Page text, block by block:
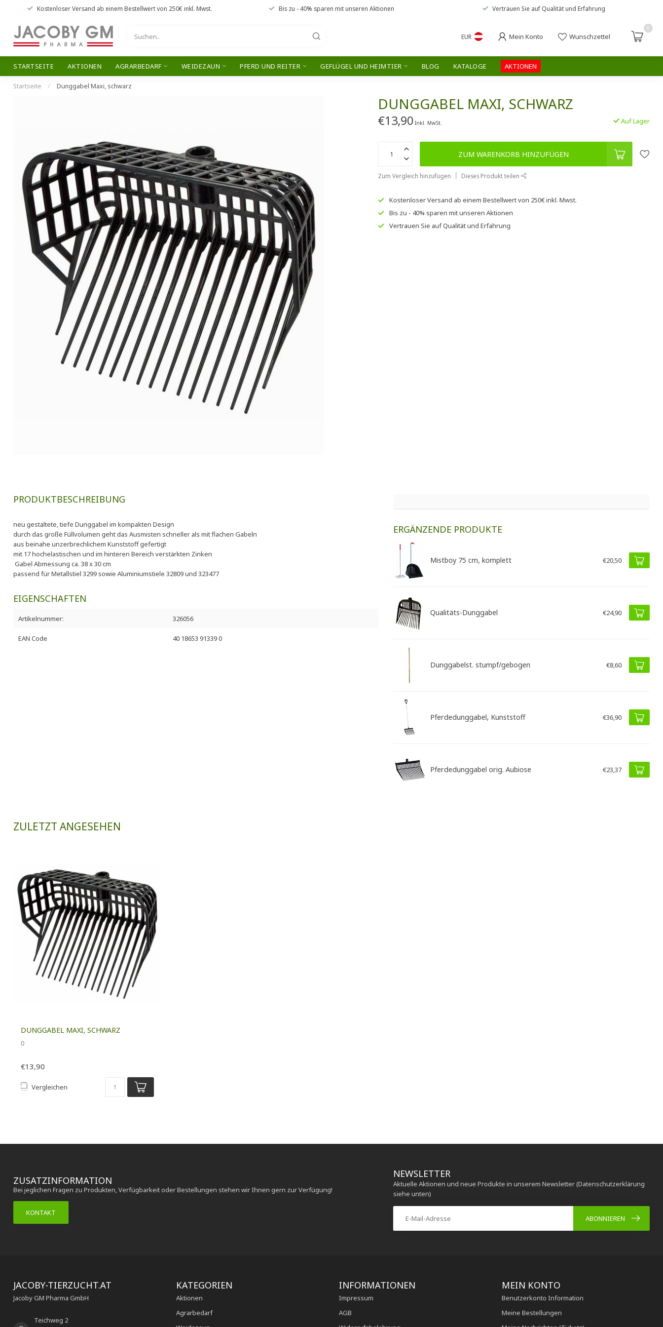
Kostenloser Versand ab einem Bestellwert von 250€ inkl. Mwst. Bis zu - 40% sparen mit unseren Aktionen Vertrauen Sie auf Qualität und Erfahrung
EUR Mein Konto Wunschzettel
0
STARTSEITE AKTIONEN AGRARBEDARF WEIDEZAUN PFERD UND REITER GEFLÜGEL UND HEIMTIER BLOG KATALOGE AKTIONEN
Startseite / Dunggabel Maxi, schwarz
DUNGGABEL MAXI, SCHWARZ
€13,90 Inkl. MwSt. Auf Lager
ZUM WARENKORB HINZUFÜGEN
Zum Vergleich hinzufügen Dieses Produkt teilen
Kostenloser Versand ab einem Bestellwert von 250€inkl. Mwst.
Bis zu - 40% sparen mit unserenAktionen
Vertrauen Sie aufQualität und Erfahrung
PRODUKTBESCHREIBUNG
neu gestaltete, tiefe Dunggabel im kompakten Design
durch das große Füllvolumen geht das Ausmisten schneller als mit flachen Gabeln
aus beinahe unzerbrechlichem Kunststoff gefertigt
mit 17 hochelastischen und im hinteren Bereich verstärkten Zinken
Gabel Abmessung ca. 38 x 30 cm
passend für Metallstiel 3299 sowie Aluminiumstiele 32809 und 323477
EIGENSCHAFTEN
Artikelnummer: 326056
EAN Code 40 18653 91339 0
ERGÄNZENDE PRODUKTE
Mistboy 75 cm, komplett €20,50
Qualitäts-Dunggabel €24,90
Dunggabelst. stumpf/gebogen €8,60
Pferdedunggabel, Kunststoff €36,90
Pferdedunggabel orig. Aubiose €23,37
ZULETZT ANGESEHEN
DUNGGABEL MAXI, SCHWARZ
0
€13,90
Vergleichen
ZUSATZINFORMATION
Bei jeglichen Fragen zu Produkten, Verfügbarkeit oder Bestellungen stehen wir Ihnen gern zur Verfügung!
KONTAKT
NEWSLETTER
Aktuelle Aktionen und neue Produkte in unserem Newsletter (Datenschutzerklärung
siehe unten)
ABONNIEREN
JACOBY-TIERZUCHT.AT
Jacoby GM Pharma GmbH
Teichweg 2
KATEGORIEN
Aktionen
Agrarbedarf
INFORMATIONEN
Impressum
AGB
MEIN KONTO
Benutzerkonto Information
Meine Bestellungen